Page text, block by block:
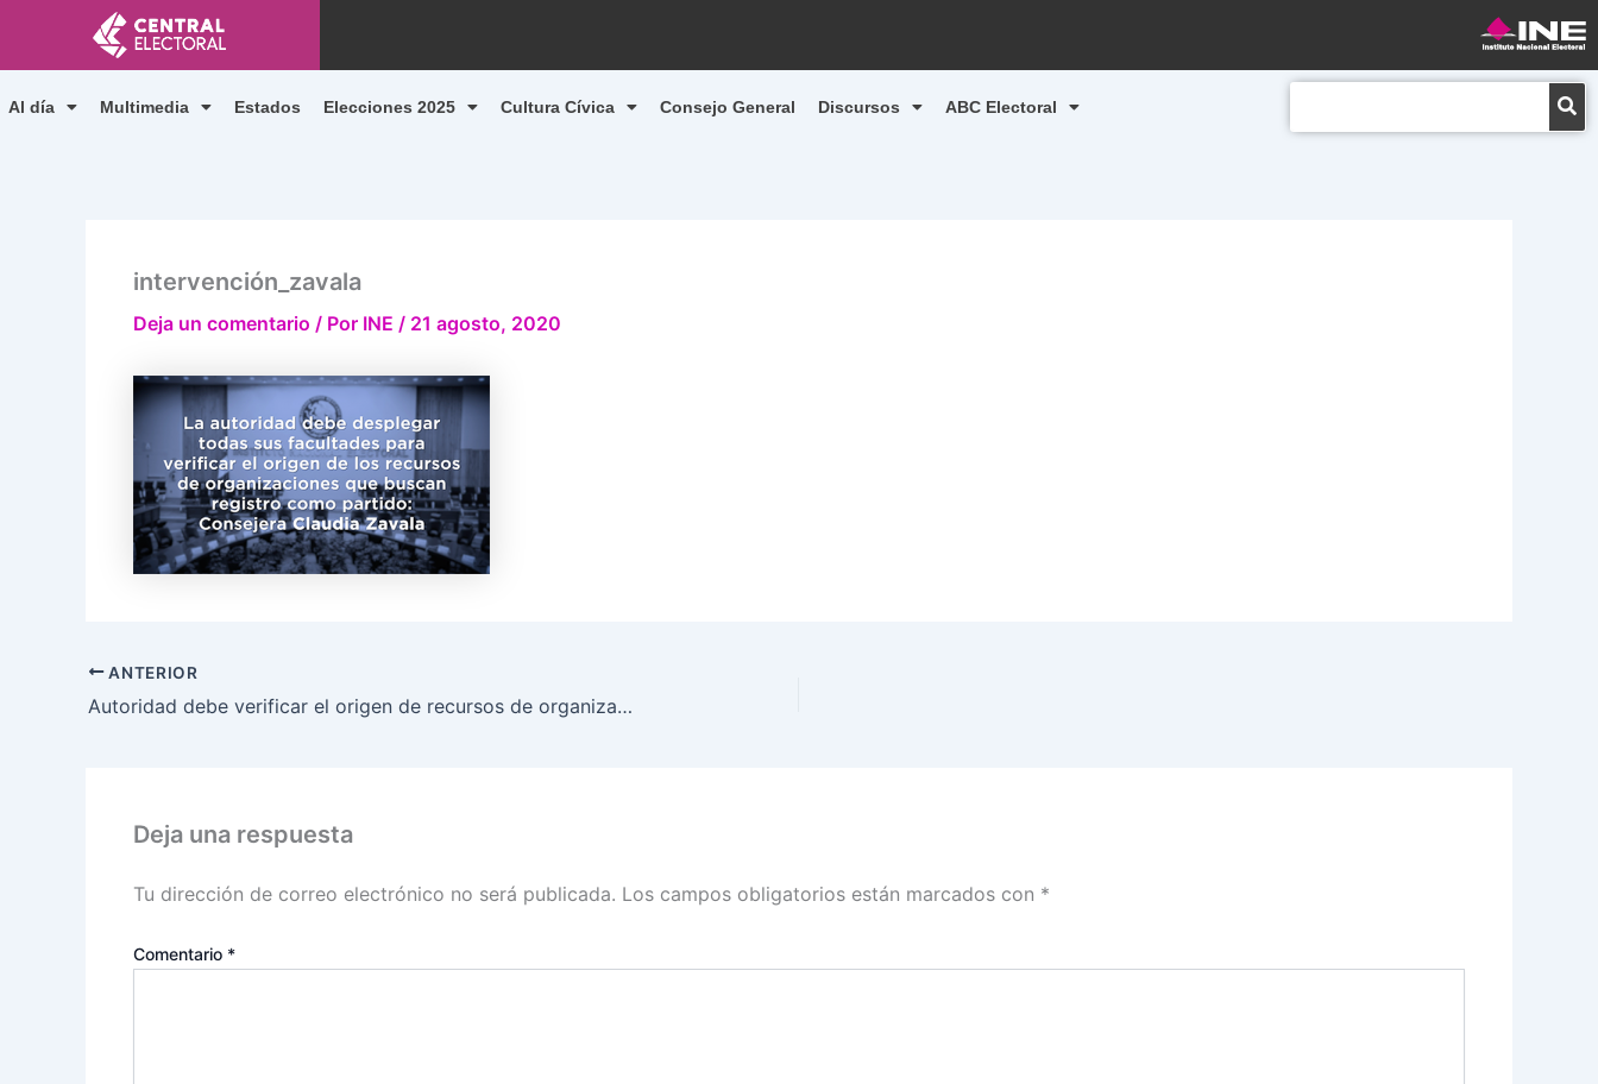
contenido
Al día Multimedia Estados Elecciones 2025 Cultura Cívica Consejo General Discursos ABC Electoral
intervención_zavala
Deja un comentario / Por INE / 21 agosto, 2020
ANTERIOR
Autoridad debe verificar el origen de recursos de organizaciones que buscan registro como partido: Claudia Zavala
Deja una respuesta
Tu dirección de correo electrónico no será publicada. Los campos obligatorios están marcados con *
Comentario *